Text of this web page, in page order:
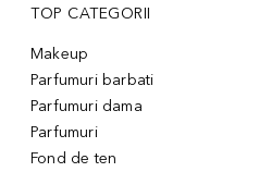
TOP CATEGORII
Makeup
Parfumuri barbati
Parfumuri dama
Parfumuri
Fond de ten